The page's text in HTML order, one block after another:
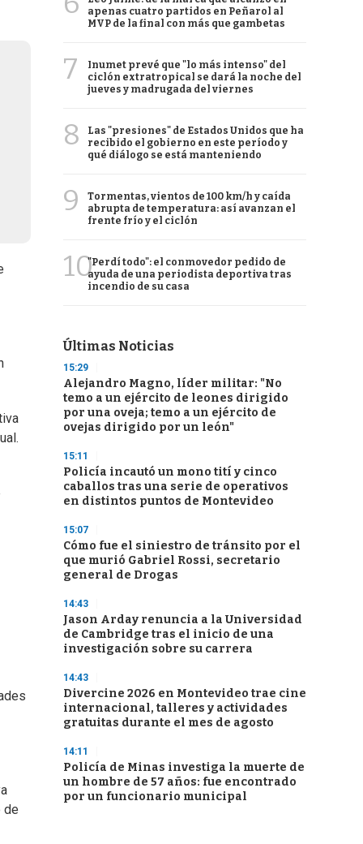
de
apenas cuatro partidos en Peñarol al
MVP de la final con más que gambetas
7
Inumet prevé que "lo más intenso" del
ciclón extratropical se dará la noche del
jueves y madrugada del viernes
8
Las "presiones" de Estados Unidos que ha
recibido el gobierno en este período y
qué diálogo se está manteniendo
9
Tormentas, vientos de 100 km/h y caída
abrupta de temperatura: así avanzan el
frente frío y el ciclón
10"Perdí todo": el conmovedor pedido de
ayuda de una periodista deportiva tras
incendio de su casa
Últimas Noticias
15:29
Alejandro Magno, líder militar: "No
temo a un ejército de leones dirigido
por una oveja; temo a un ejército de
ovejas dirigido por un león"
15:11
Policía incautó un mono tití y cinco
caballos tras una serie de operativos
en distintos puntos de Montevideo
15:07
Cómo fue el siniestro de tránsito por el
que murió Gabriel Rossi, secretario
general de Drogas
14:43
Jason Arday renuncia a la Universidad
de Cambridge tras el inicio de una
investigación sobre su carrera
14:43
Divercine 2026 en Montevideo trae cine
internacional, talleres y actividades
gratuitas durante el mes de agosto
14:11
Policía de Minas investiga la muerte de
un hombre de 57 años: fue encontrado
por un funcionario municipal